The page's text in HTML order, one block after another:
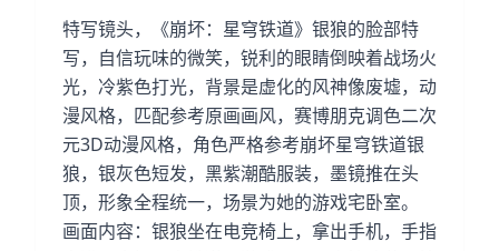
特写镜头，《崩坏：星穹铁道》银狼的脸部特
写，自信玩味的微笑，锐利的眼睛倒映着战场火
光，冷紫色打光，背景是虚化的风神像废墟，动
漫风格，匹配参考原画画风，赛博朋克调色二次
元3D动漫风格，角色严格参考崩坏星穹铁道银
狼，银灰色短发，黑紫潮酷服装，墨镜推在头
顶，形象全程统一，场景为她的游戏宅卧室。
画面内容：银狼坐在电竞椅上，拿出手机，手指